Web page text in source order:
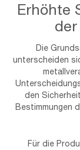
Erhöhte
Die
unterscheiden
den
Bestimmungen
Für die